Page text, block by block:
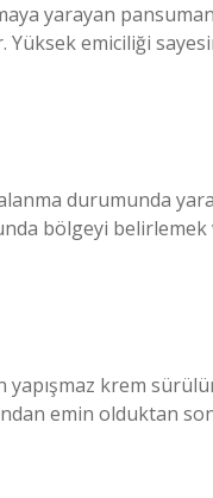
yarayan
emiciliği
durumunda
bölgeyi
yapışmaz krem
emin olduktan